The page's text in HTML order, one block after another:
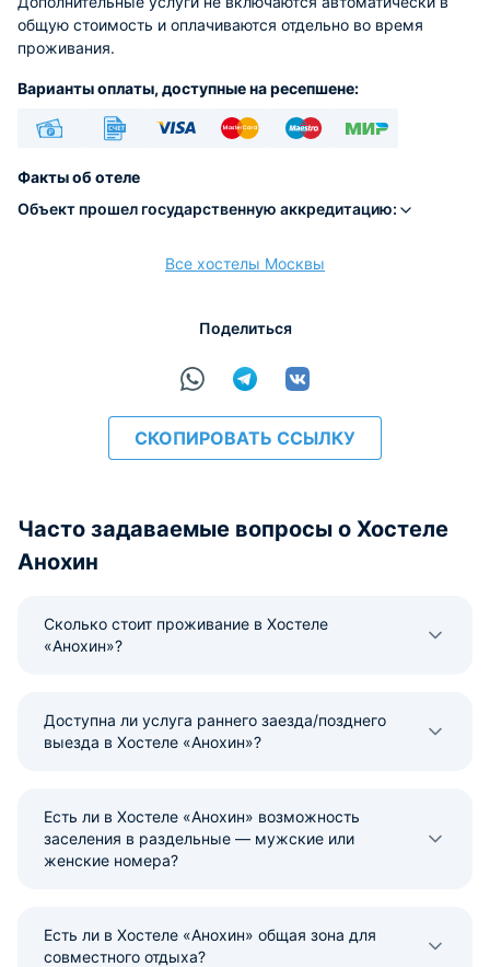
общую стоимость и оплачиваются отдельно во время
проживания.
Варианты оплаты, доступные на ресепшене:
Факты об отеле
Объект прошел государственную аккредитацию:
Все хостелы Москвы
Поделиться
СКОПИРОВАТЬ ССЫЛКУ
Часто задаваемые вопросы о Хостеле
Анохин
Сколько стоит проживание в Хостеле
«Анохин»?
Доступна ли услуга раннего заезда/позднего
выезда в Хостеле «Анохин»?
Есть ли в Хостеле «Анохин» возможность
заселения в раздельные — мужские или
женские номера?
Есть ли в Хостеле «Анохин» общая зона для
совместного отдыха?